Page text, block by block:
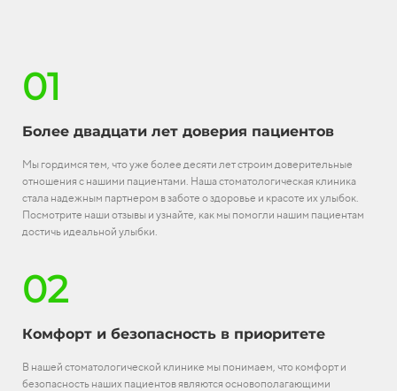
01
Более двадцати лет доверия пациентов
Мы гордимся тем, что уже более десяти лет строим доверительные
отношения с нашими пациентами. Наша стоматологическая клиника
стала надежным партнером в заботе о здоровье и красоте их улыбок.
Посмотрите наши отзывы и узнайте, как мы помогли нашим пациентам
достичь идеальной улыбки.
02
Комфорт и безопасность в приоритете
В нашей стоматологической клинике мы понимаем, что комфорт и
безопасность наших пациентов являются основополагающими